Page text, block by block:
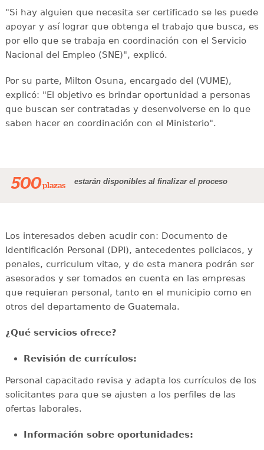
"Si hay alguien que necesita ser certificado se les puede
apoyar y así lograr que obtenga el trabajo que busca, es
por ello que se trabaja en coordinación con el Servicio
Nacional del Empleo (SNE)", explicó.
Por su parte, Milton Osuna, encargado del (VUME),
explicó: "El objetivo es brindar oportunidad a personas
que buscan ser contratadas y desenvolverse en lo que
saben hacer en coordinación con el Ministerio".
500plazas estarán disponibles al finalizar el proceso
Los interesados deben acudir con: Documento de
Identificación Personal (DPI), antecedentes policiacos, y
penales, curriculum vitae, y de esta manera podrán ser
asesorados y ser tomados en cuenta en las empresas
que requieran personal, tanto en el municipio como en
otros del departamento de Guatemala.
¿Qué servicios ofrece?
Revisión de currículos:
Personal capacitado revisa y adapta los currículos de los
solicitantes para que se ajusten a los perfiles de las
ofertas laborales.
Información sobre oportunidades: